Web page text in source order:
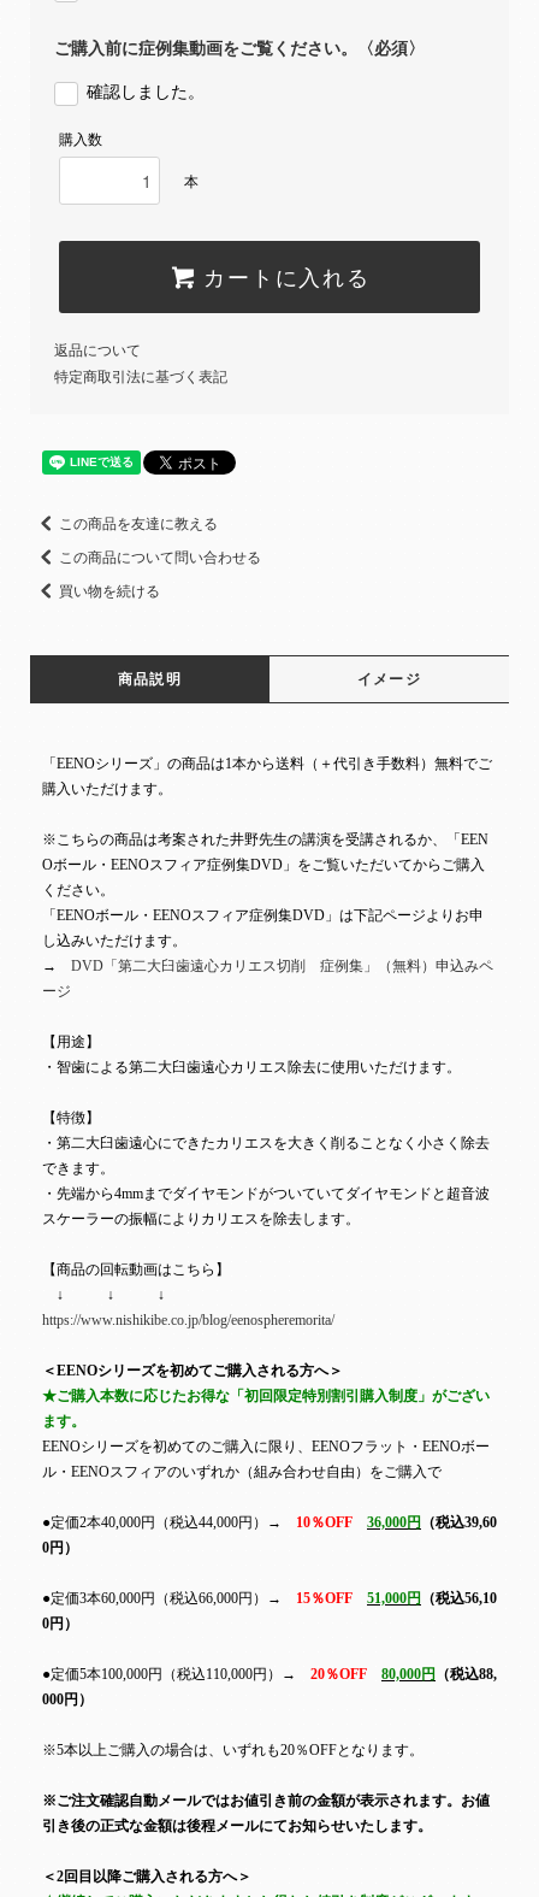
ご購入前に症例集動画をご覧ください。〈必須〉
確認しました。
購入数
本
カートに入れる
返品について
特定商取引法に基づく表記
この商品を友達に教える
この商品について問い合わせる
買い物を続ける
商品説明 イメージ
「EENOシリーズ」の商品は1本から送料（＋代引き手数料）無料でご
購入いただけます。
※こちらの商品は考案された井野先生の講演を受講されるか、「EEN
Oボール・EENOスフィア症例集DVD」をご覧いただいてからご購入
ください。
「EENOボール・EENOスフィア症例集DVD」は下記ページよりお申
し込みいただけます。
→ DVD「第二大臼歯遠心カリエス切削 症例集」（無料）申込みペ
ージ
【用途】
・智歯による第二大臼歯遠心カリエス除去に使用いただけます。
【特徴】
・第二大臼歯遠心にできたカリエスを大きく削ることなく小さく除去
できます。
・先端から4mmまでダイヤモンドがついていてダイヤモンドと超音波
スケーラーの振幅によりカリエスを除去します。
【商品の回転動画はこちら】
↓ ↓ ↓
https://www.nishikibe.co.jp/blog/eenospheremorita/
＜EENOシリーズを初めてご購入される方へ＞
★ご購入本数に応じたお得な「初回限定特別割引購入制度」がござい
ます。
EENOシリーズを初めてのご購入に限り、EENOフラット・EENOボー
ル・EENOスフィアのいずれか（組み合わせ自由）をご購入で
●定価2本40,000円（税込44,000円）→ 10％OFF 36,000円
（税込39,60
0円）
●定価3本60,000円（税込66,000円）→ 15％OFF 51,000円
（税込56,10
0円）
●定価5本100,000円（税込110,000円）→ 20％OFF 80,000円
（税込88,
000円）
※5本以上ご購入の場合は、いずれも20％OFFとなります。
※ご注文確認自動メールではお値引き前の金額が表示されます。お値
引き後の正式な金額は後程メールにてお知らせいたします。
＜2回目以降ご購入される方へ＞